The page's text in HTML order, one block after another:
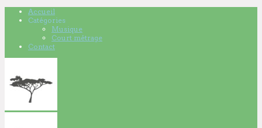
Accueil
Catégories
Musique
Court métrage
Contact